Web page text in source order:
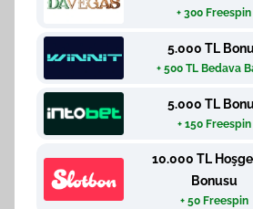
+ 300 Freespin
5.000 TL
+ 500 TL Bedava
5.000 TL
+ 150 Freespin
10.000 TL
Bonusu
+ 50 Freespin